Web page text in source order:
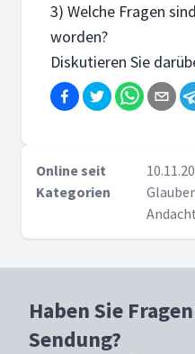
3) Welche Fragen
worden?
Diskutieren Sie
Online seit
Kategorien
Haben Sie
Sendung?